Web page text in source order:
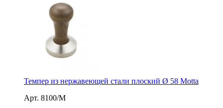
Темпер из нержавеющей стали плоский Ø 58 Motta
Арт. 8100/M